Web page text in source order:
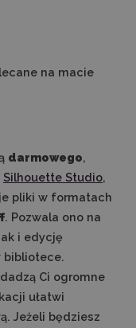
na macie
darmowego,
Silhouette Studio,
pliki w formatach
. Pozwala ono na
i edycję
bibliotece.
Ci ogromne
ułatwi
Jeżeli będziesz